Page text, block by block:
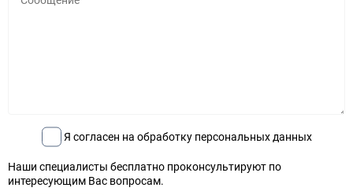
Я согласен на обработку персональных данных
Наши специалисты бесплатно проконсультируют по
интересующим Вас вопросам.